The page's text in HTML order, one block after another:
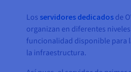
Los servidores dedicados de
organizan en diferentes
funcionalidad disponible para
la infraestructura.